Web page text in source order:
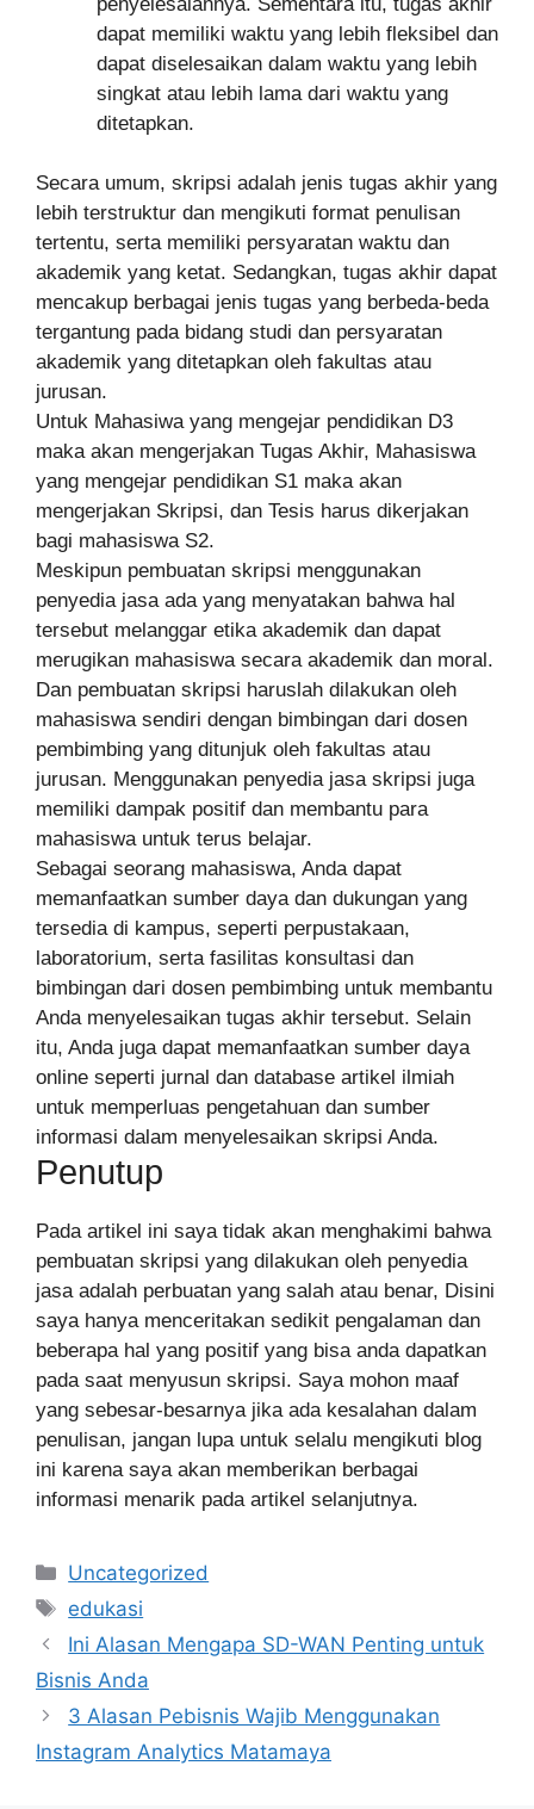
dapat memiliki waktu yang lebih fleksibel dan
dapat diselesaikan dalam waktu yang lebih
singkat atau lebih lama dari waktu yang
ditetapkan.
Secara umum, skripsi adalah jenis tugas akhir yang
lebih terstruktur dan mengikuti format penulisan
tertentu, serta memiliki persyaratan waktu dan
akademik yang ketat. Sedangkan, tugas akhir dapat
mencakup berbagai jenis tugas yang berbeda-beda
tergantung pada bidang studi dan persyaratan
akademik yang ditetapkan oleh fakultas atau
jurusan.
Untuk Mahasiwa yang mengejar pendidikan D3
maka akan mengerjakan Tugas Akhir, Mahasiswa
yang mengejar pendidikan S1 maka akan
mengerjakan Skripsi, dan Tesis harus dikerjakan
bagi mahasiswa S2.
Meskipun pembuatan skripsi menggunakan
penyedia jasa ada yang menyatakan bahwa hal
tersebut melanggar etika akademik dan dapat
merugikan mahasiswa secara akademik dan moral.
Dan pembuatan skripsi haruslah dilakukan oleh
mahasiswa sendiri dengan bimbingan dari dosen
pembimbing yang ditunjuk oleh fakultas atau
jurusan. Menggunakan penyedia jasa skripsi juga
memiliki dampak positif dan membantu para
mahasiswa untuk terus belajar.
Sebagai seorang mahasiswa, Anda dapat
memanfaatkan sumber daya dan dukungan yang
tersedia di kampus, seperti perpustakaan,
laboratorium, serta fasilitas konsultasi dan
bimbingan dari dosen pembimbing untuk membantu
Anda menyelesaikan tugas akhir tersebut. Selain
itu, Anda juga dapat memanfaatkan sumber daya
online seperti jurnal dan database artikel ilmiah
untuk memperluas pengetahuan dan sumber
informasi dalam menyelesaikan skripsi Anda.
Penutup
Pada artikel ini saya tidak akan menghakimi bahwa
pembuatan skripsi yang dilakukan oleh penyedia
jasa adalah perbuatan yang salah atau benar, Disini
saya hanya menceritakan sedikit pengalaman dan
beberapa hal yang positif yang bisa anda dapatkan
pada saat menyusun skripsi. Saya mohon maaf
yang sebesar-besarnya jika ada kesalahan dalam
penulisan, jangan lupa untuk selalu mengikuti blog
ini karena saya akan memberikan berbagai
informasi menarik pada artikel selanjutnya.
Categories
Uncategorized
Tags
edukasi
Ini Alasan Mengapa SD-WAN Penting untuk
Bisnis Anda
3 Alasan Pebisnis Wajib Menggunakan
Instagram Analytics Matamaya